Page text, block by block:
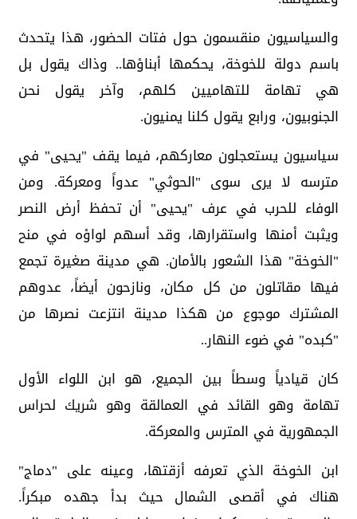
والسياسيون منقسمون حول فتات الحضور، هذا يتحدث
باسم دولة للخوخة، يحكمها أبناؤها.. وذاك يقول بل
هي تهامة للتهاميين كلهم، وآخر يقول نحن
الجنوبيون، ورابع يقول كلنا يمنيون.
سياسيون يستعجلون معاركهم، فيما يقف "يحيى" في
مترسه لا يرى سوى "الحوثي" عدواً ومعركة. ومن
الوفاء للحرب في عرف "يحيى" أن تحفظ أرض النصر
ويثبت أمنها واستقرارها، وقد أسهم لواؤه في منح
"الخوخة" هذا الشعور بالأمان. هي مدينة صغيرة تجمع
فيها مقاتلون من كل مكان، ونازحون أيضاً، عدوهم
المشترك موجوع من هكذا مدينة انتزعت نصرها من
"كبده" في ضوء النهار..
كان قيادياً وسطاً بين الجميع، هو ابن اللواء الأول
تهامة وهو القائد في العمالقة وهو شريك لحراس
الجمهورية في المترس والمعركة.
ابن الخوخة الذي تعرفه أزقتها، وعينه على "دماج"
هناك في أقصى الشمال حيث بدأ جهده مبكراً.